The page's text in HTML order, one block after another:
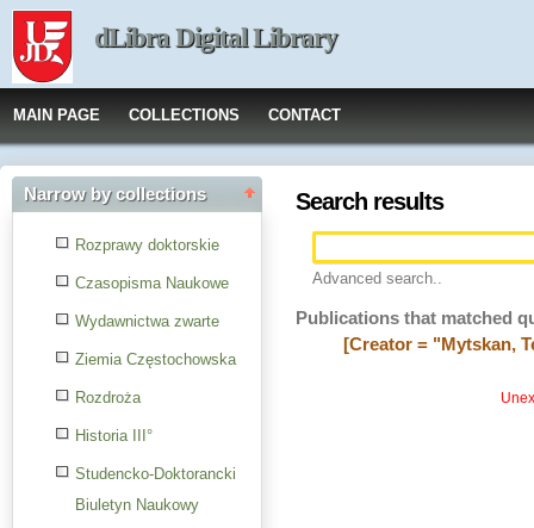
dLibra Digital Library
MAIN PAGE COLLECTIONS CONTACT
Narrow by collections
Rozprawy doktorskie
Czasopisma Naukowe
Wydawnictwa zwarte
Ziemia Częstochowska
Rozdroża
Historia III°
Studencko-Doktorancki
Biuletyn Naukowy
Search results
Advanced search..
Publications that matched
[Creator = "Mytskan,